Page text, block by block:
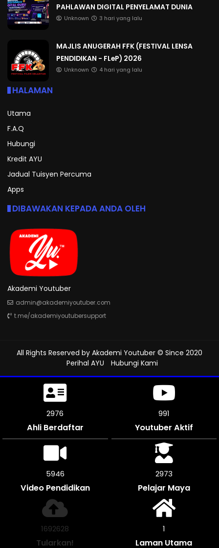
PAHLAWAN DIGITAL PENYELAMAT DUNIA
Unknown 3 hari yang lalu
MAJLIS ANUGERAH FFK (FESTIVAL LENSA
PENDIDIKAN - FLeP) 2026
Unknown 4 hari yang lalu
HALAMAN
Utama
F.A.Q
Hubungi
Kredit AYU
Jadual Tuisyen Percuma
Apps
DIBAWAKAN KEPADA ANDA OLEH
Akademi Youtuber
admin@akademiyoutuber.com
t.me/akademiyoutubersupport
All Rights Reserved by Akademi Youtuber © Since 2020
Perihal AYU
Hubungi Kami
3426
Ahli Berdaftar
1142
Youtuber Aktif
6846
Video Pendidikan
3423
Pelajar Maya
1948828
Tularkan!
1
Laman Utama